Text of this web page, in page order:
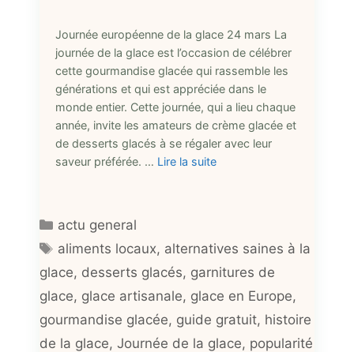
Journée européenne de la glace 24 mars La
journée de la glace est l’occasion de célébrer
cette gourmandise glacée qui rassemble les
générations et qui est appréciée dans le
monde entier. Cette journée, qui a lieu chaque
année, invite les amateurs de crème glacée et
de desserts glacés à se régaler avec leur
saveur préférée. … Lire la suite
Catégories
actu general
Étiquettes
aliments locaux, alternatives saines à la
glace, desserts glacés, garnitures de
glace, glace artisanale, glace en Europe,
gourmandise glacée, guide gratuit, histoire
de la glace, Journée de la glace, popularité